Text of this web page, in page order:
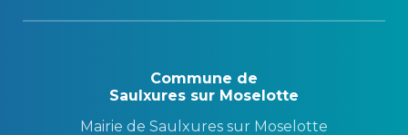
Commune de
Saulxures sur Moselotte
Mairie de Saulxures sur Moselotte